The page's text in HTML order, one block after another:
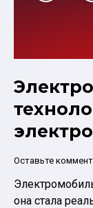
Оставьте
она стала